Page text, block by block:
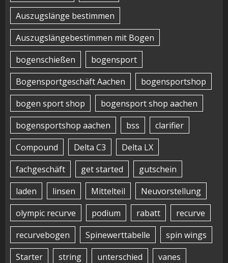
Auszugslänge bestimmen
Auszugslängebestimmen mit Bogen
bogenschießen
bogensport
Bogensportgeschäft Aachen
bogensportshop
bogen sport shop
bogensport shop aachen
bogensportshop aachen
bss
clarifier
Compound
Delta C3
Delta LX
fachgeschäft
get started
gutschein
laden
linsen Mittelteil
Neuvorstellung
olympic recurve
podium rabatt
recurve
recurvebogen
Spinewerttabelle
spin wings
Starter
string unterschied
vanes